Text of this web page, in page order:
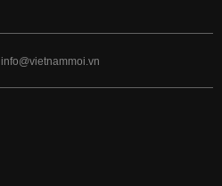
info@vietnammoi.vn